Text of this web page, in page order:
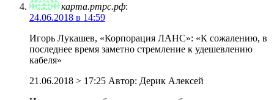
карта.ртрс.рф:
24.06.2018 в 14:59
Игорь Лукашев, «Корпорация ЛАНС»: «К сожалению, в
последнее время заметно стремление к удешевлению
кабеля»
21.06.2018 > 17:25 Автор: Дерик Алексей